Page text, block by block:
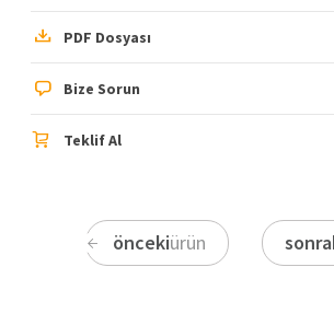
PDF Dosyası
Bize Sorun
Teklif Al
öncekiürün